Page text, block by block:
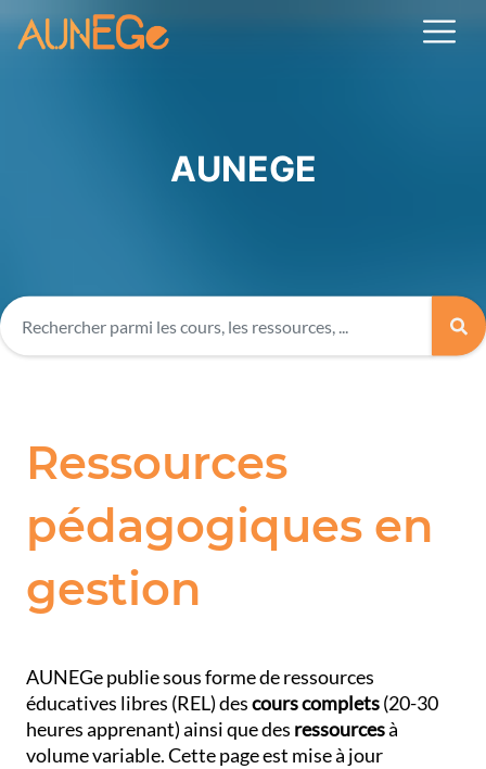
AUNEGE
Ressources
pédagogiques en
gestion
AUNEGe publie sous forme de ressources
éducatives libres (REL) descours complets(20-30
heures apprenant) ainsi que des ressourcesà
volume variable. Cette page est mise à jour